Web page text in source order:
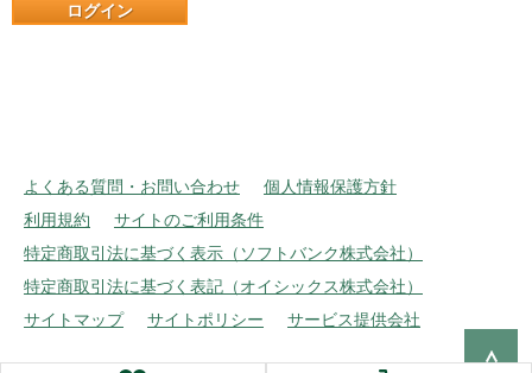
ログイン
よくある質問・お問い合わせ
個人情報保護方針
利用規約
サイトのご利用条件
特定商取引法に基づく表示（ソフトバンク株式会社）
特定商取引法に基づく表記（オイシックス株式会社）
サイトマップ
サイトポリシー サービス提供会社